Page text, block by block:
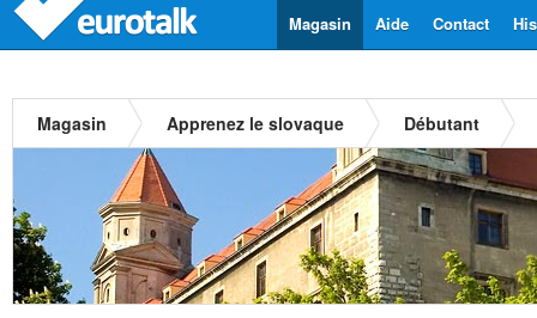
Contact
Aide
Magasin
Magasin Apprenez le slovaque Débutant